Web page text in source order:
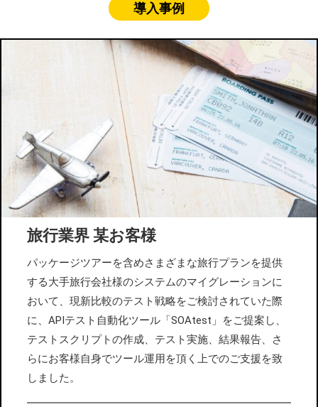
導入事例
旅行業界 某お客様
パッケージツアーを含めさまざまな旅行プランを提供
する大手旅行会社様のシステムのマイグレーションに
おいて、現新比較のテスト戦略をご検討されていた際
に、APIテスト自動化ツール「SOAtest」をご提案し、
テストスクリプトの作成、テスト実施、結果報告、さ
らにお客様自身でツール運用を頂く上でのご支援を致
しました。